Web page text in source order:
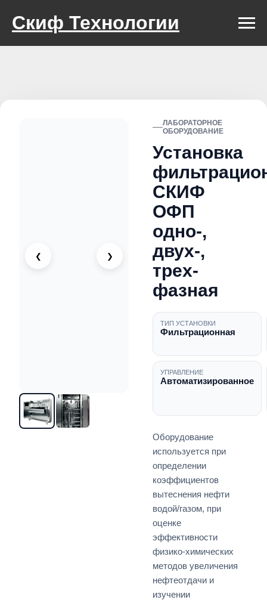
Скиф Технологии
❮ ❯
ЛАБОРАТОРНОЕ
ОБОРУДОВАНИЕ
Установка
СКИФ
ОФП
одно-,
двух-,
трех-
фазная
ТИП УСТАНОВКИ
Фильтрационная
УПРАВЛЕНИЕ
Автоматизированное
Оборудование
используется при
определении
коэффициентов
вытеснения нефти
водой/газом, при
оценке
эффективности
физико-химических
методов увеличения
нефтеотдачи и
изучении